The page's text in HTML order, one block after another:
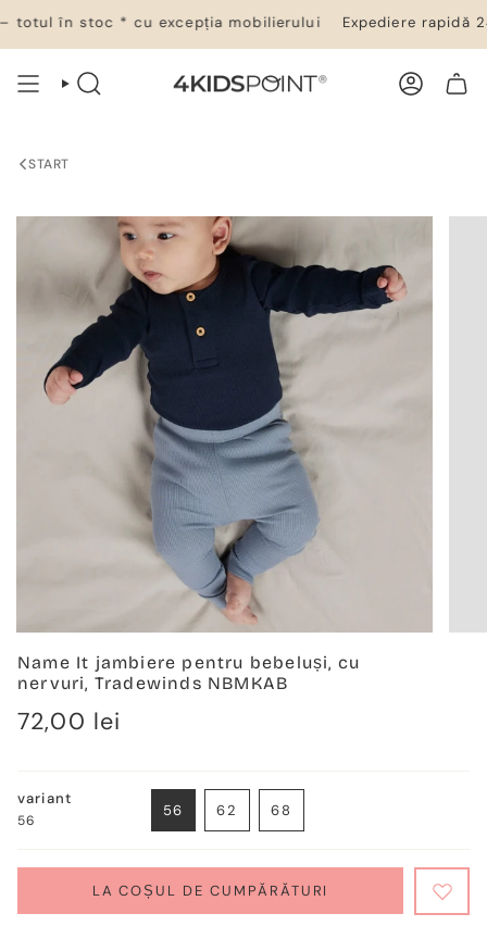
conținut
în stoc * cu excepția mobilierului Expediere rapidă
CĂUTARE CONT
START
Name It jambiere pentru bebeluși, cu
nervuri, Tradewinds NBMKAB
Regulärer
72,00 lei
variant
56
56
VARIANTE
ODER
NICHT
VERFÜGBAR
62
VARIANTE
ODER
NICHT
VERFÜGBAR
68
VARIANTE
ODER
NICHT
VERFÜGBAR
LA COȘUL DE CUMPĂRĂTURI